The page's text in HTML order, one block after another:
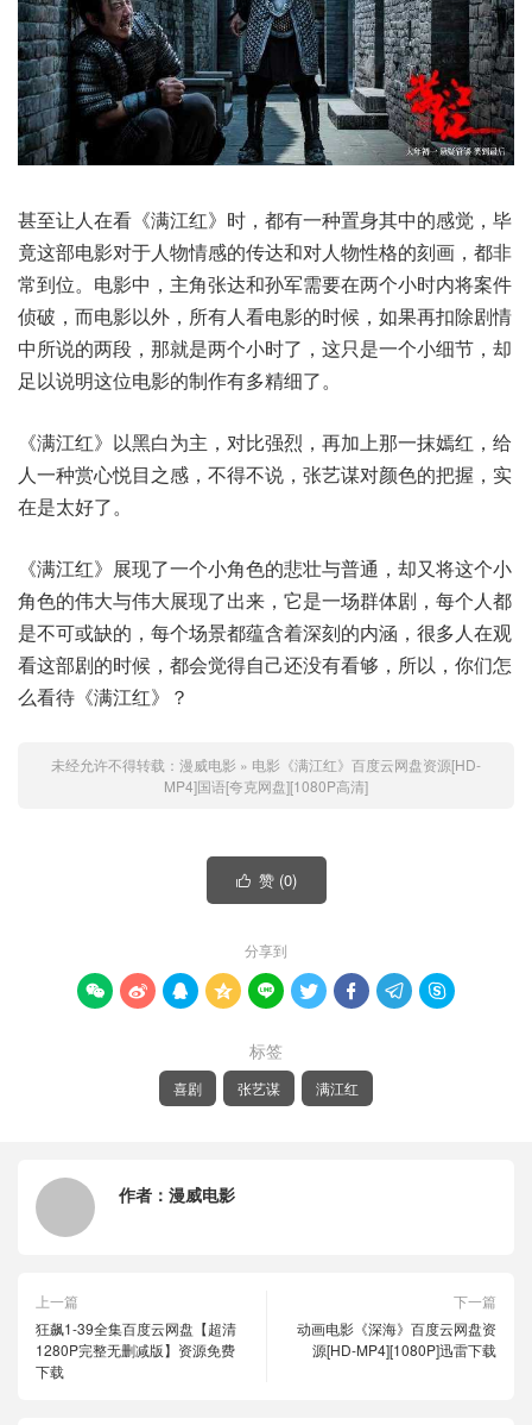
甚至让人在看《满江红》时，都有一种置身其中的感觉，毕
竟这部电影对于人物情感的传达和对人物性格的刻画，都非
常到位。电影中，主角张达和孙军需要在两个小时内将案件
侦破，而电影以外，所有人看电影的时候，如果再扣除剧情
中所说的两段，那就是两个小时了，这只是一个小细节，却
足以说明这位电影的制作有多精细了。
《满江红》以黑白为主，对比强烈，再加上那一抹嫣红，给
人一种赏心悦目之感，不得不说，张艺谋对颜色的把握，实
在是太好了。
《满江红》展现了一个小角色的悲壮与普通，却又将这个小
角色的伟大与伟大展现了出来，它是一场群体剧，每个人都
是不可或缺的，每个场景都蕴含着深刻的内涵，很多人在观
看这部剧的时候，都会觉得自己还没有看够，所以，你们怎
么看待《满江红》？
未经允许不得转载： 漫威电影 » 电影《满江红》百度云网盘资源[HD-
MP4]国语[夸克网盘][1080P高清]
 赞 (0)
分享到
        
标签
喜剧 张艺谋 满江红
作者： 漫威电影
上一篇
狂飙1-39全集百度云网盘【超清
1280P完整无删减版】资源免费
下载
下一篇
动画电影《深海》百度云网盘资
源[HD-MP4][1080P]迅雷下载